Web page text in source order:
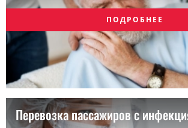
ПОДРОБНЕЕ
Перевозка пассажиров с